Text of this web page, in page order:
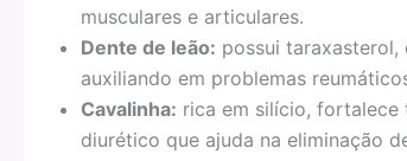
musculares e articulares.
Dente de leão: possui
auxiliando em problemas
Cavalinha: rica em silício, fortalece
diurético que ajuda na eliminação